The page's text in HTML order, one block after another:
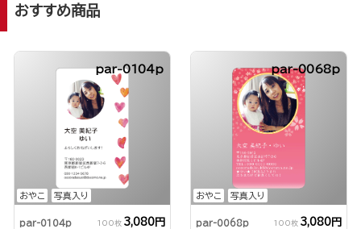
おすすめ商品
おやこ 写真入り
par-0104p
par-0104p 100枚 3,080円
おやこ 写真入り
par-0068p
par-0068p 100枚 3,080円